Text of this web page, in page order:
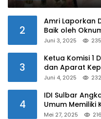
2
Amri Laporkan
Baik oleh
Juni 3, 2025
3
Ketua Komisi 1
dan Aparat
Juni 4, 2025
4
IDI Sulbar
Umum Memiliki
Mei 27, 2025